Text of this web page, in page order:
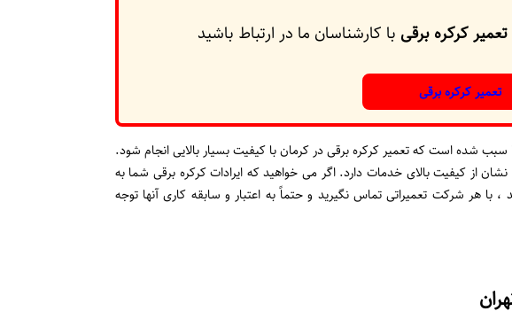
تعمیر کرکره برقی با کارشناسان ما در ارتباط باشید
تعمیر کرکره برقی
سبب شده است که تعمیر کرکره برقی در کرمان با کیفیت بسیار بالایی انجام شود.
نشان از کیفیت بالای خدمات دارد. اگر می خواهید که ایرادات کرکره برقی شما به
با هر شرکت تعمیراتی تماس نگیرید و حتماً به اعتبار و سابقه کاری آنها توجه